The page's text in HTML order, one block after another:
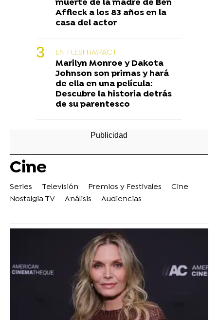
muerte de la madre de Ben
Affleck a los 83 años en la
casa del actor
EN FLESH IMPACT
Marilyn Monroe y Dakota
Johnson son primas y hará
de ella en una película:
Descubre la historia detrás
de su parentesco
Cine
Series Televisión Premios y Festivales
Cine
Nostalgia TV
Análisis Audiencias